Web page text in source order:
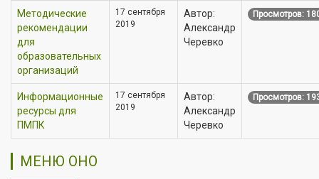
Методические
рекомендации
для
образовательных
организаций
17 сентября
2019
Автор:
Александр
Черевко
Просмотров:
Информационные
ресурсы для
ПМПК
17 сентября
2019
Автор:
Александр
Черевко
Просмотров:
МЕНЮ ОНО